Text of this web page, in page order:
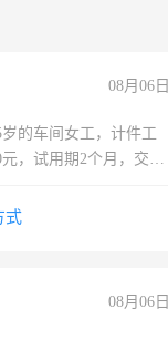
08月06日
的车间女工，计件工
元，试用期2个月，交五
式
08月06日